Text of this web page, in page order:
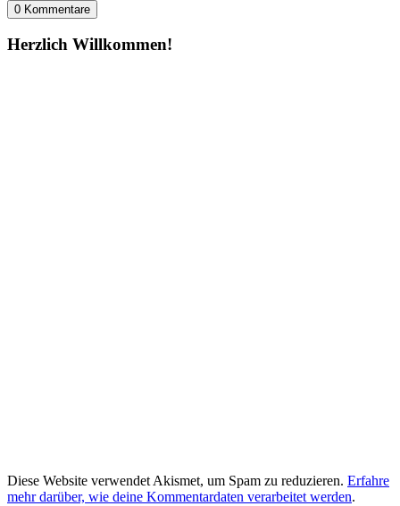
0 Kommentare
Herzlich Willkommen!
Diese Website verwendet Akismet, um Spam zu reduzieren. Erfahre
mehr darüber, wie deine Kommentardaten verarbeitet werden.